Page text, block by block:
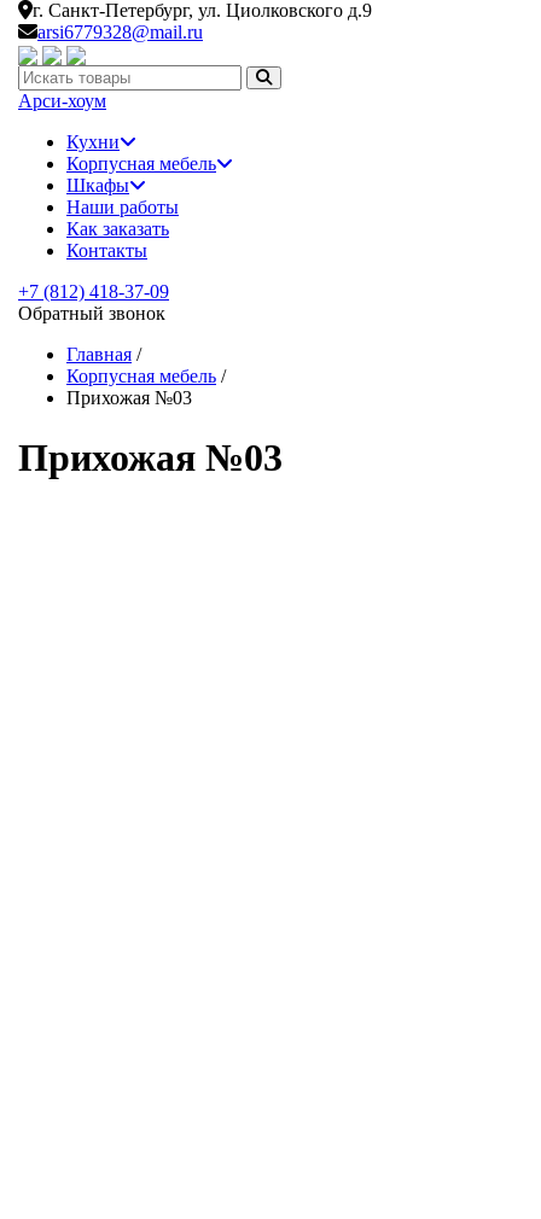
г. Санкт-Петербург, ул. Циолковского д.9
arsi6779328@mail.ru
Искать:
Арси-хоум
Кухни
Корпусная мебель
Шкафы
Наши работы
Как заказать
Контакты
+7 (812) 418-37-09
Обратный звонок
Главная /
Корпусная мебель /
Прихожая №03
Прихожая №03